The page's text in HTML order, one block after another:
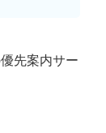
先案内サー